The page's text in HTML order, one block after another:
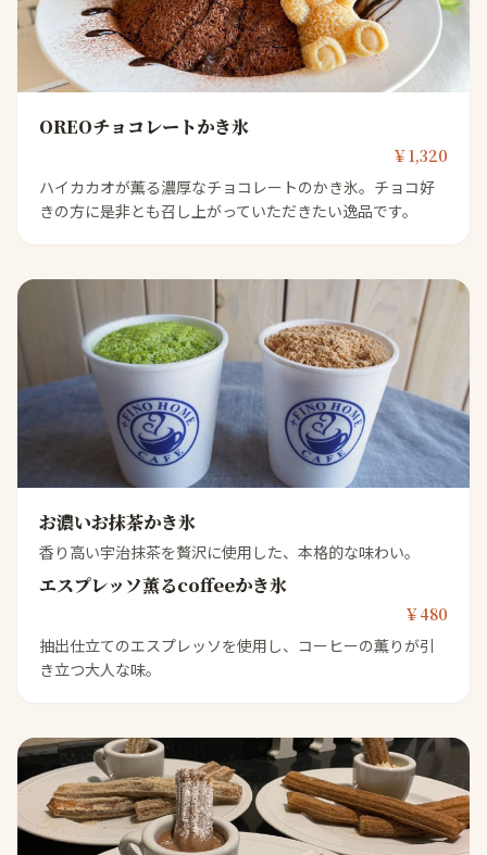
OREOチョコレートかき氷
￥1,320
ハイカカオが薫る濃厚なチョコレートのかき氷。チョコ好
きの方に是非とも召し上がっていただきたい逸品です。
お濃いお抹茶かき氷
香り高い宇治抹茶を贅沢に使用した、本格的な味わい。
エスプレッソ薫るcoffeeかき氷
￥480
抽出仕立てのエスプレッソを使用し、コーヒーの薫りが引
き立つ大人な味。